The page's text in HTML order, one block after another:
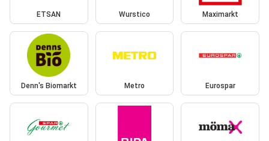
ETSAN Wurstico Maximarkt
Denn's Biomarkt Metro Eurospar